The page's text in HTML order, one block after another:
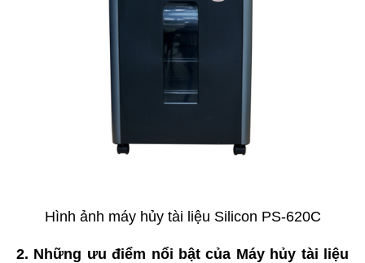
Hình ảnh máy hủy tài liệu Silicon PS-620C
2. Những ưu điểm nổi bật của Máy hủy tài liệu